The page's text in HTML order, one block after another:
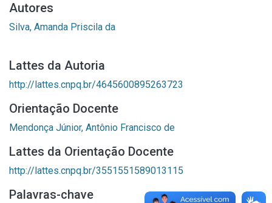
Autores
Silva, Amanda Priscila da
Lattes da Autoria
http://lattes.cnpq.br/4645600895263723
Orientação Docente
Mendonça Júnior, Antônio Francisco de
Lattes da Orientação Docente
http://lattes.cnpq.br/3551551589013115
Palavras-chave